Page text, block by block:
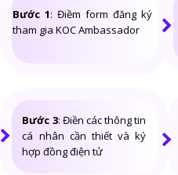
Bước 1: Điềm form đăng ký
tham gia KOC Ambassador
Bước 3: Điền các thông tin
cá nhân cần thiết và ký
hợp đồng điện tử